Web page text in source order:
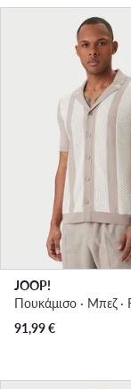
JOOP!
91,99€